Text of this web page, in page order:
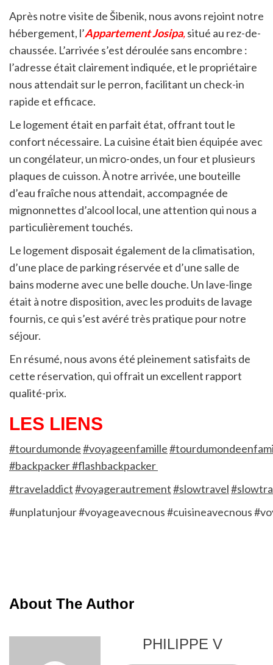
Après notre visite de Šibenik, nous avons rejoint notre
hébergement, l’Appartement Josipa,situé au rez-de-
chaussée. L’arrivée s’est déroulée sans encombre :
l’adresse était clairement indiquée, et le propriétaire
nous attendait sur le perron, facilitant un check-in
rapide et efficace.
Le logement était en parfait état, offrant tout le
confort nécessaire. La cuisine était bien équipée avec
un congélateur, un micro-ondes, un four et plusieurs
plaques de cuisson. À notre arrivée, une bouteille
d’eau fraîche nous attendait, accompagnée de
mignonnettes d’alcool local, une attention qui nous a
particulièrement touchés.
Le logement disposait également de la climatisation,
d’une place de parking réservée et d’une salle de
bains moderne avec une belle douche. Un lave-linge
était à notre disposition, avec les produits de lavage
fournis, ce qui s’est avéré très pratique pour notre
séjour.
En résumé, nous avons été pleinement satisfaits de
cette réservation, qui offrait un excellent rapport
qualité-prix.
LES LIENS
#tourdumonde#voyageenfamille
#backpacker #flashbackpacker
#traveladdict#voyagerautrement#slowtravel
#unplatunjour#voyageavecnous#cuisineavecnous
About The Author
PHILIPPE V